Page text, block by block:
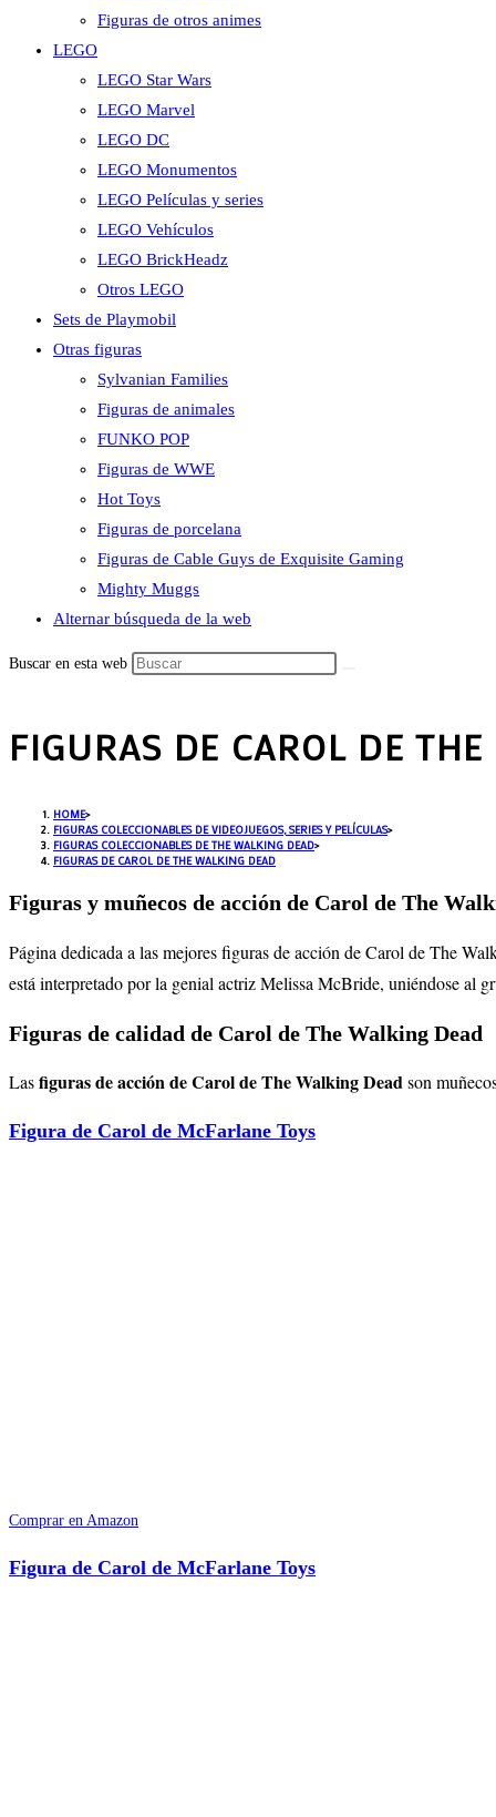
Figuras de otros animes
LEGO
LEGO Star Wars
LEGO Marvel
LEGO DC
LEGO Monumentos
LEGO Películas y series
LEGO Vehículos
LEGO BrickHeadz
Otros LEGO
Sets de Playmobil
Otras figuras
Sylvanian Families
Figuras de animales
FUNKO POP
Figuras de WWE
Hot Toys
Figuras de porcelana
Figuras de Cable Guys de Exquisite Gaming
Mighty Muggs
Alternar búsqueda de la web
Buscar en esta web
FIGURAS DE CAROL DE
HOME>
FIGURAS COLECCIONABLES DE VIDEOJUEGOS, SERIES Y PELÍCULAS>
FIGURAS COLECCIONABLES DE THE WALKING DEAD>
FIGURAS DE CAROL DE THE WALKING DEAD
Figuras y muñecos de acción de Carol de The
Página dedicada a las mejores figuras de acción de Carol de The
está interpretado por la genial actriz Melissa McBride, uniéndose al
Figuras de calidad de Carol de The Walking Dead
Lasfiguras de acción deCarolde The Walking Deadson
Figura de Carol de McFarlane Toys
Comprar en Amazon
Figura de Carol de McFarlane Toys